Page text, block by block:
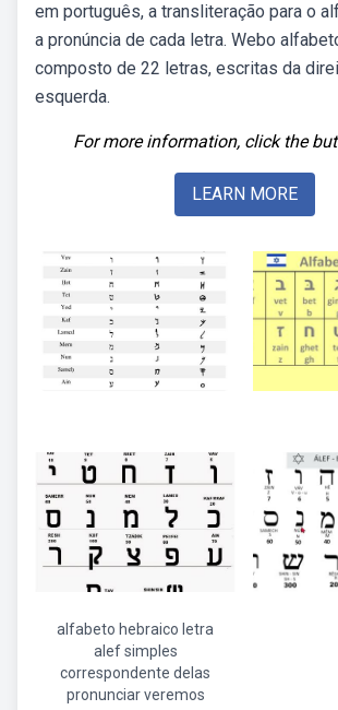
em português, a transliteração para o
a pronúncia de cada letra. Webo
composto de 22 letras, escritas da
esquerda.
For more information, click the
LEARN MORE
alfabeto hebraico letra
alef simples
correspondente delas
pronunciar veremos